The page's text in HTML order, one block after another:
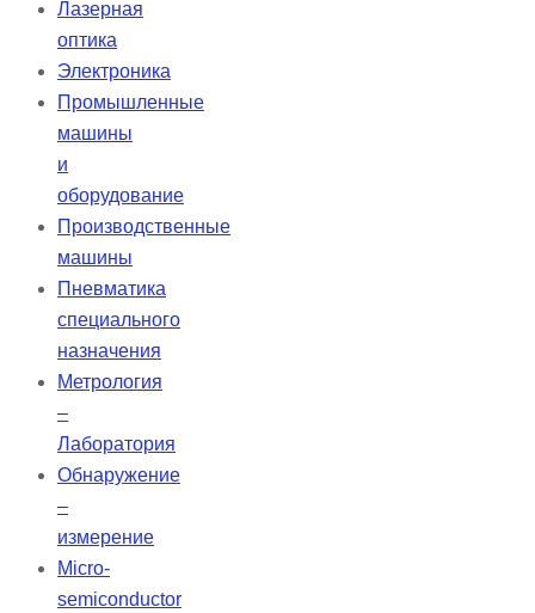
Лазерная
оптика
Электроника
Промышленные
машины
и
оборудование
Производственные
машины
Пневматика
специального
назначения
Метрология
–
Лаборатория
Обнаружение
–
измерение
Micro-
semiconductor